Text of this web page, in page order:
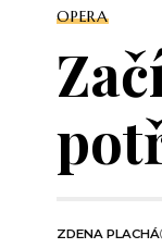
OPERA
ZDENA PLACHÁ